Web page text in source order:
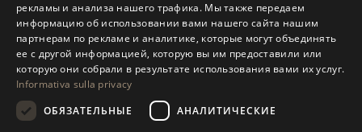
ANTOLINI®TABLEWARE COLLECTION
ENGLISH
SPANISH
GERMAN
рекламы и анализа нашего трафика. Мы также передаем
информацию об использовании вами нашего сайта нашим
партнерам по рекламе и аналитике, которые могут объединять
ее с другой информацией, которую вы им предоставили или
которую они собрали в результате использования вами их услуг.
Informativa sulla privacy
ОБЯЗАТЕЛЬНЫЕ
АНАЛИТИЧЕСКИЕ